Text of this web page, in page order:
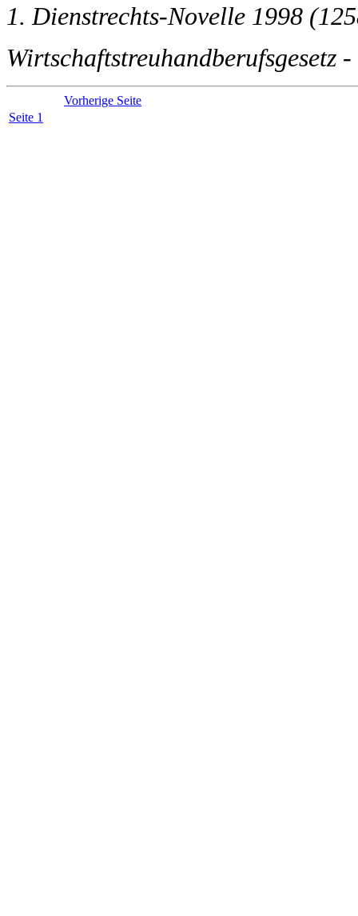
1. Dienstrechts-Novelle 1998
Wirtschaftstreuhandberufsgesetz
Vorherige Seite
Seite 1